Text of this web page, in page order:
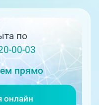
по
00-03
прямо
онлайн